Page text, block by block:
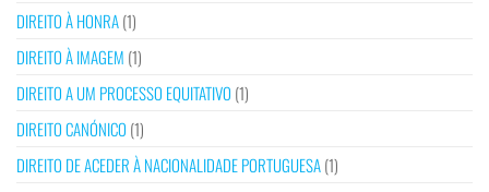
DIREITO À HONRA(1)
DIREITO À IMAGEM (1)
DIREITO A UM PROCESSO EQUITATIVO (1)
DIREITO CANÓNICO (1)
DIREITO DE ACEDER À NACIONALIDADE PORTUGUESA(1)